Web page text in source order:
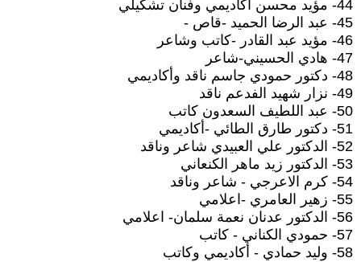
44- مؤيد محسن اكاديمي وفنان تشكيلي
45- عبد الرضا الحميد -قاص -
46- مؤيد عبد القادر -كاتب وشاعر
47- هادي الحسيني-شاعر
48- دكتور حمودي جاسم ناقد وأكاديمي
49- نزار شهيد الفدعم ناقد
50- عبد اللطيف السعدون كاتب
51- دكتور طارق الطائي -أكاديمي
52- الدكتور علي العبيدي شاعر وناقد
53- الدكتور زيد ماهر الكنعاني
54- كرم الاعرجي - شاعر وناقد
55- زهير العامري -اعلامي
56- الدكتور عدنان نعمة سلمان- اعلامي
57- حمودي الكناني - كاتب
58- وليد حمادي - أكاديمي وكاتب